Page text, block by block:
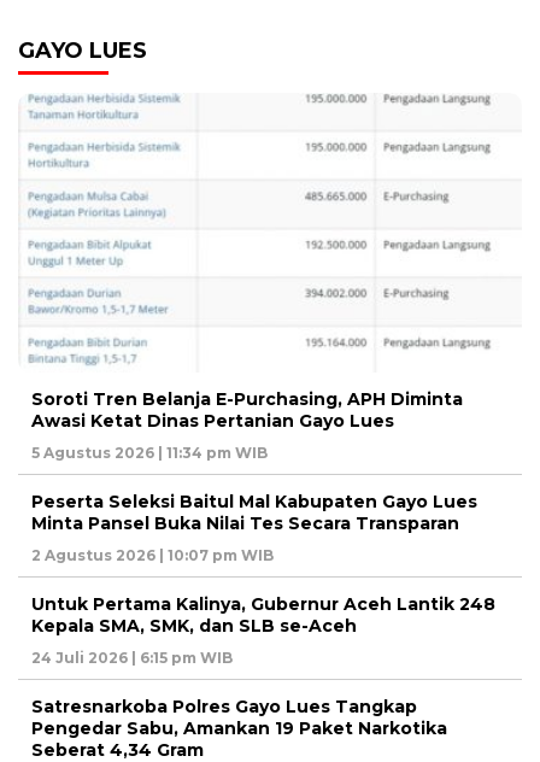
GAYO LUES
Soroti Tren Belanja E-Purchasing, APH Diminta
Awasi Ketat Dinas Pertanian Gayo Lues
5 Agustus 2026 | 11:34 pm WIB
Peserta Seleksi Baitul Mal Kabupaten Gayo Lues
Minta Pansel Buka Nilai Tes Secara Transparan
2 Agustus 2026 | 10:07 pm WIB
Untuk Pertama Kalinya, Gubernur Aceh Lantik 248
Kepala SMA, SMK, dan SLB se-Aceh
24 Juli 2026 | 6:15 pm WIB
Satresnarkoba Polres Gayo Lues Tangkap
Pengedar Sabu, Amankan 19 Paket Narkotika
Seberat 4,34 Gram